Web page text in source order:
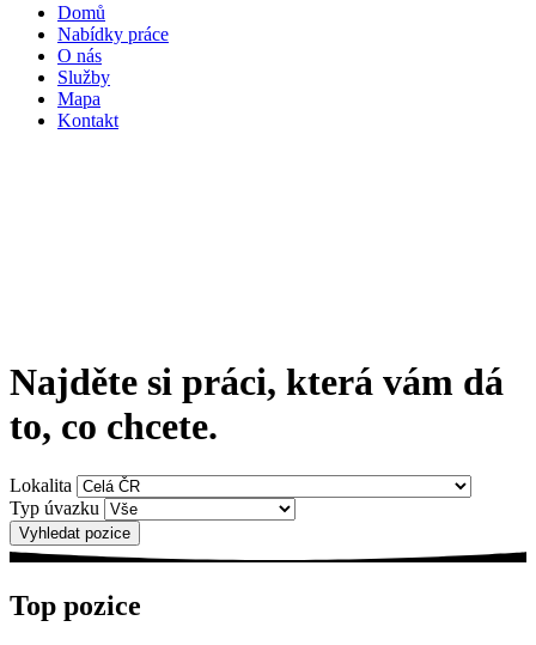
Domů
Nabídky práce
O nás
Služby
Mapa
Kontakt
Najděte si práci, která vám dá
to, co chcete.
Lokalita
Typ úvazku
Top pozice